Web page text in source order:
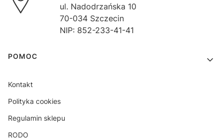
ul. Nadodrzańska 10
70-034 Szczecin
NIP: 852-233-41-41
Linki w stopce
POMOC
Kontakt
Polityka cookies
Regulamin sklepu
RODO